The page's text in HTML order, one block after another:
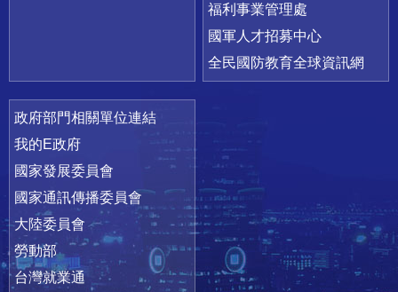
福利事業管理處
國軍人才招募中心
全民國防教育全球資訊網
政府部門相關單位連結
我的E政府
國家發展委員會
國家通訊傳播委員會
大陸委員會
勞動部
台灣就業通